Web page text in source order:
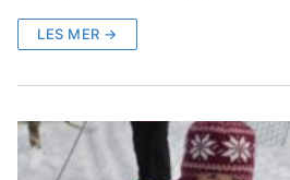
LES MER →